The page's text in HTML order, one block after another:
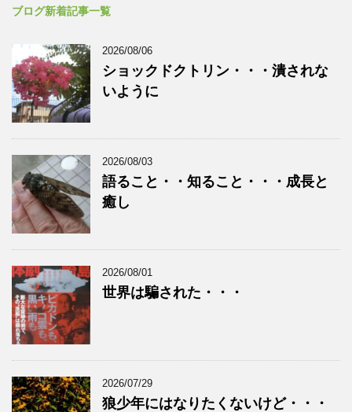
ブログ新着記事一覧
2026/08/06
ショックドクトリン・・・潰されな
いように
2026/08/03
語ること・・知ること・・・成長と
癒し
2026/08/01
世界は騙された・・・
2026/07/29
狼少年にはなりたくないけど・・・